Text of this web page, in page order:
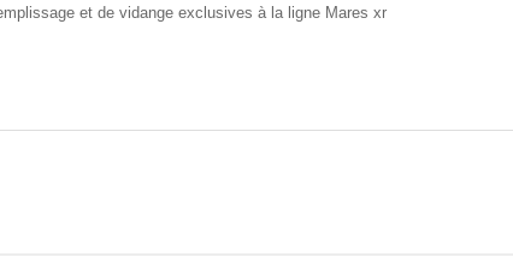
et de vidange exclusives à la ligne Mares xr